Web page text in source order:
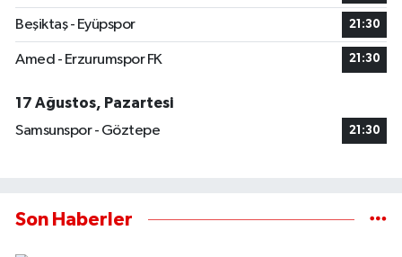
Beşiktaş - Eyüpspor 21:30
Amed - Erzurumspor FK 21:30
17 Ağustos, Pazartesi
Samsunspor - Göztepe
21:30
Son Haberler